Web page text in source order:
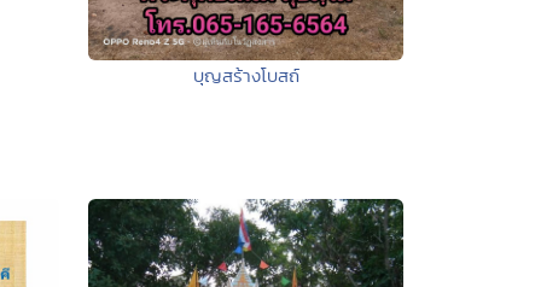
บุญสร้างโบสถ์